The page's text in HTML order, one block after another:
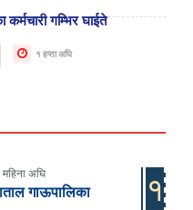
गम्भिर घाईते
१ हप्ता अघि
महिना अघि
गाऊपालिका १